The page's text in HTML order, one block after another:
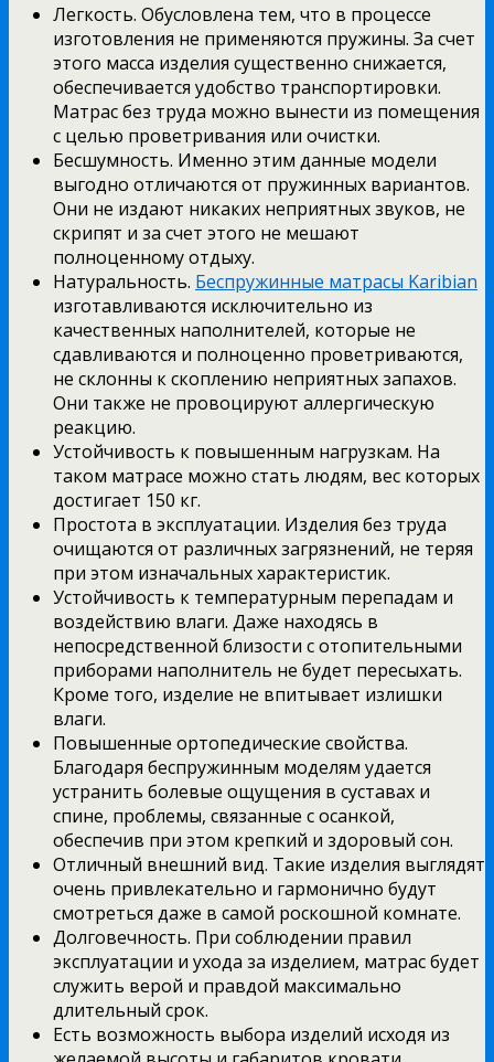
Легкость. Обусловлена тем, что в процессе
изготовления не применяются пружины. За счет
этого масса изделия существенно снижается,
обеспечивается удобство транспортировки.
Матрас без труда можно вынести из помещения
с целью проветривания или очистки.
Бесшумность. Именно этим данные модели
выгодно отличаются от пружинных вариантов.
Они не издают никаких неприятных звуков, не
скрипят и за счет этого не мешают
полноценному отдыху.
Натуральность. Беспружинные матрасы Karibian
изготавливаются исключительно из
качественных наполнителей, которые не
сдавливаются и полноценно проветриваются,
не склонны к скоплению неприятных запахов.
Они также не провоцируют аллергическую
реакцию.
Устойчивость к повышенным нагрузкам. На
таком матрасе можно стать людям, вес которых
достигает 150 кг.
Простота в эксплуатации. Изделия без труда
очищаются от различных загрязнений, не теряя
при этом изначальных характеристик.
Устойчивость к температурным перепадам и
воздействию влаги. Даже находясь в
непосредственной близости с отопительными
приборами наполнитель не будет пересыхать.
Кроме того, изделие не впитывает излишки
влаги.
Повышенные ортопедические свойства.
Благодаря беспружинным моделям удается
устранить болевые ощущения в суставах и
спине, проблемы, связанные с осанкой,
обеспечив при этом крепкий и здоровый сон.
Отличный внешний вид. Такие изделия выглядят
очень привлекательно и гармонично будут
смотреться даже в самой роскошной комнате.
Долговечность. При соблюдении правил
эксплуатации и ухода за изделием, матрас будет
служить верой и правдой максимально
длительный срок.
Есть возможность выбора изделий исходя из